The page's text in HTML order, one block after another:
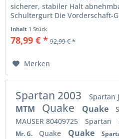
sicherer, stabiler Halt
Schultergurt Die Vorderschaft-
Inhalt 1 Stück
78,99 € * 92,99 € *
Merken
Spartan 2003 Spartan
MTM Quake Quake
MAUSER 80409725
Spartan
Mr. G.
Quake Quake